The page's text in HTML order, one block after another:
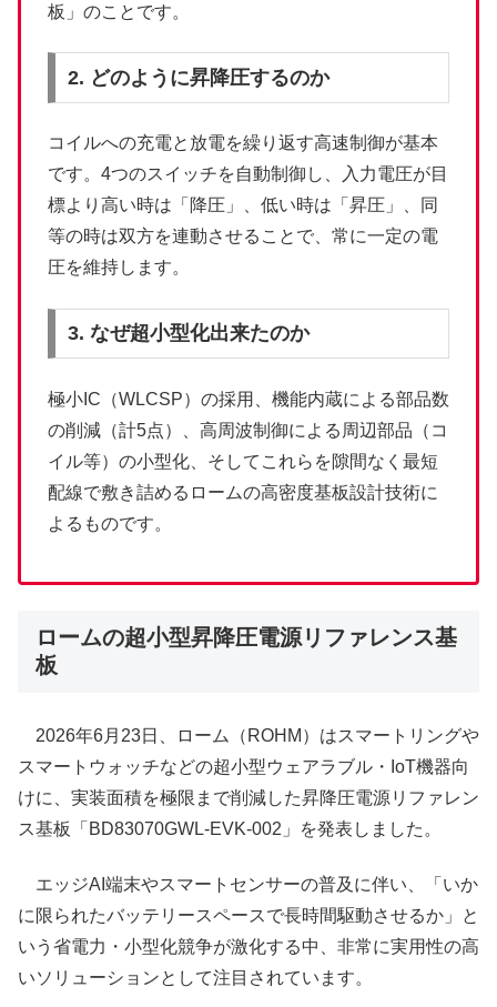
板」のことです。
2. どのように昇降圧するのか
コイルへの充電と放電を繰り返す高速制御が基本
です。4つのスイッチを自動制御し、入力電圧が目
標より高い時は「降圧」、低い時は「昇圧」、同
等の時は双方を連動させることで、常に一定の電
圧を維持します。
3. なぜ超小型化出来たのか
極小IC（WLCSP）の採用、機能内蔵による部品数
の削減（計5点）、高周波制御による周辺部品（コ
イル等）の小型化、そしてこれらを隙間なく最短
配線で敷き詰めるロームの高密度基板設計技術に
よるものです。
ロームの超小型昇降圧電源リファレンス基
板
2026年6月23日、ローム（ROHM）はスマートリングや
スマートウォッチなどの超小型ウェアラブル・IoT機器向
けに、実装面積を極限まで削減した昇降圧電源リファレン
ス基板「BD83070GWL-EVK-002」を発表しました。
エッジAI端末やスマートセンサーの普及に伴い、「いか
に限られたバッテリースペースで長時間駆動させるか」と
いう省電力・小型化競争が激化する中、非常に実用性の高
いソリューションとして注目されています。